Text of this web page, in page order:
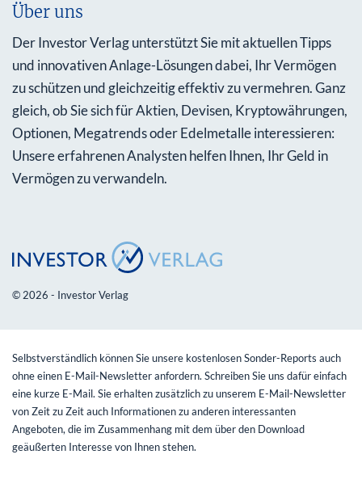
Über uns
Der Investor Verlag unterstützt Sie mit aktuellen Tipps
und innovativen Anlage-Lösungen dabei, Ihr Vermögen
zu schützen und gleichzeitig effektiv zu vermehren. Ganz
gleich, ob Sie sich für Aktien, Devisen, Kryptowährungen,
Optionen, Megatrends oder Edelmetalle interessieren:
Unsere erfahrenen Analysten helfen Ihnen, Ihr Geld in
Vermögen zu verwandeln.
© 2026 - Investor Verlag
Selbstverständlich können Sie unsere kostenlosen Sonder-Reports auch
ohne einen E-Mail-Newsletter anfordern. Schreiben Sie uns dafür einfach
eine kurze E-Mail. Sie erhalten zusätzlich zu unserem E-Mail-Newsletter
von Zeit zu Zeit auch Informationen zu anderen interessanten
Angeboten, die im Zusammenhang mit dem über den Download
geäußerten Interesse von Ihnen stehen.